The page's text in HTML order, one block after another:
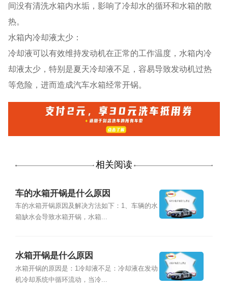
间没有清洗水箱内水垢，影响了冷却水的循环和水箱的散
热。
水箱内冷却液太少：
冷却液可以有效维持发动机在正常的工作温度，水箱内冷
却液太少，特别是夏天冷却液不足，容易导致发动机过热
等危险，进而造成汽车水箱经常开锅。
相关阅读
车的水箱开锅是什么原因
车的水箱开锅原因及解决方法如下：1、车辆的水
箱缺水会导致水箱开锅，水箱...
水箱开锅是什么原因
水箱开锅的原因是：1冷却液不足：冷却液在发动
机冷却系统中循环流动，当冷...